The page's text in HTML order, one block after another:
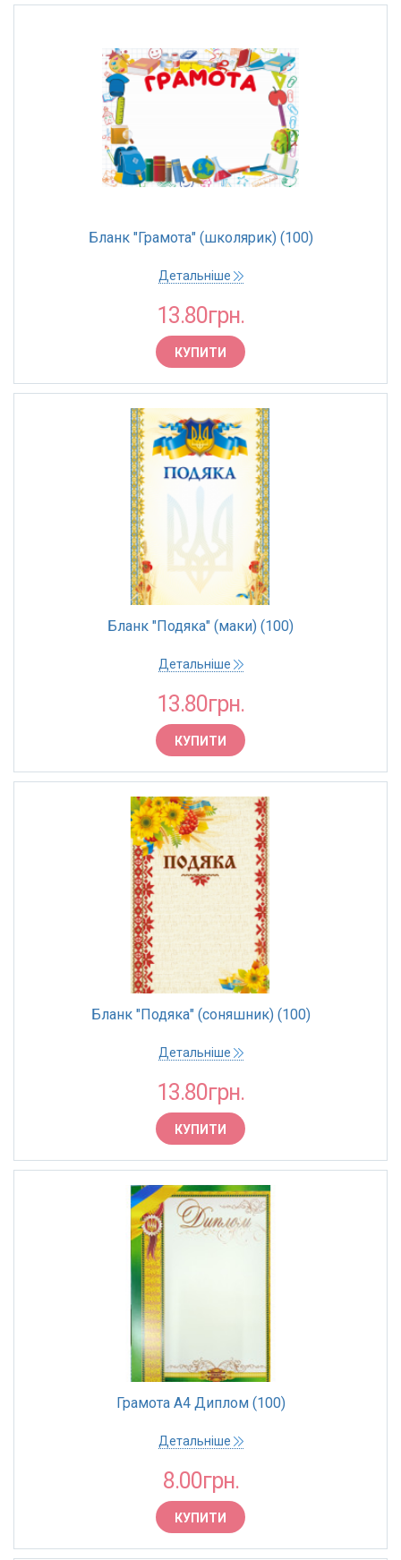
Бланк "Грамота" (школярик) (100)
Детальніше
13.80грн.
КУПИТИ
Бланк "Подяка" (маки) (100)
Детальніше
13.80грн.
КУПИТИ
Бланк "Подяка" (соняшник) (100)
Детальніше
13.80грн.
КУПИТИ
Грамота А4 Диплом (100)
Детальніше
8.00грн.
КУПИТИ